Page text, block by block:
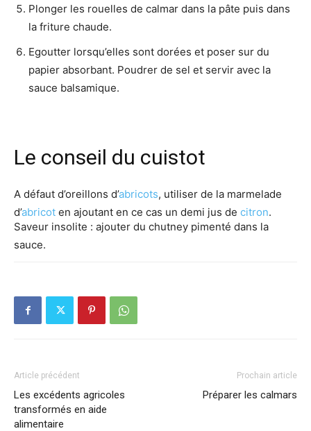
Plonger les rouelles de calmar dans la pâte puis dans
la friture chaude.
Egoutter lorsqu’elles sont dorées et poser sur du
papier absorbant. Poudrer de sel et servir avec la
sauce balsamique.
Le conseil du cuistot
A défaut d’oreillons d’abricots, utiliser de la marmelade
d’abricot en ajoutant en ce cas un demi jus de citron.
Saveur insolite : ajouter du chutney pimenté dans la
sauce.
Article précédent
Les excédents agricoles
transformés en aide
alimentaire
Prochain article
Préparer les calmars